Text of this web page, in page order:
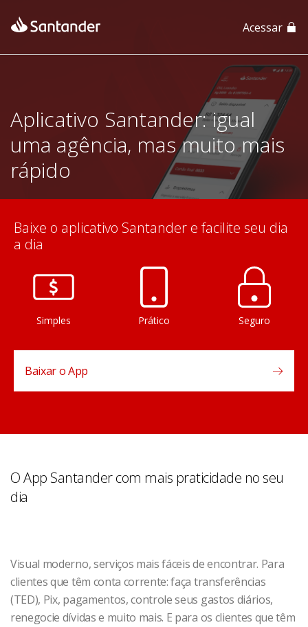
App Santander Acessar
Aplicativo Santander: igual
uma agência, mas muito mais
rápido
Baixe o aplicativo Santander e facilite seu dia
a dia
Simples Prático Seguro
Baixar o App
O App Santander com mais praticidade no seu
dia
Visual moderno, serviços mais fáceis de encontrar. Para
clientes que têm conta corrente: faça transferências
(TED), Pix, pagamentos, controle seus gastos diários,
renegocie dívidas e muito mais. E para os clientes que têm